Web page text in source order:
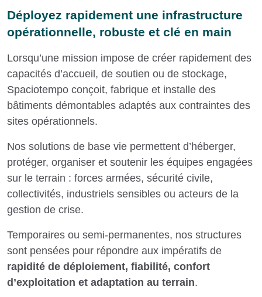
Déployez rapidement une infrastructure
opérationnelle, robuste et clé en main
Lorsqu’une mission impose de créer rapidement des
capacités d’accueil, de soutien ou de stockage,
Spaciotempo conçoit, fabrique et installe des
bâtiments démontables adaptés aux contraintes des
sites opérationnels.
Nos solutions de base vie permettent d’héberger,
protéger, organiser et soutenir les équipes engagées
sur le terrain : forces armées, sécurité civile,
collectivités, industriels sensibles ou acteurs de la
gestion de crise.
Temporaires ou semi-permanentes, nos structures
sont pensées pour répondre aux impératifs de
rapidité de déploiement, fiabilité, confort
d’exploitation et adaptation au terrain.